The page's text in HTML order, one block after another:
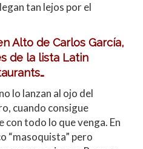
tan lejos por el
Alto de Carlos García,
de la lista Latin
lo lanzan al ojo del
cuando consigue
con todo lo que venga. En
“masoquista” pero